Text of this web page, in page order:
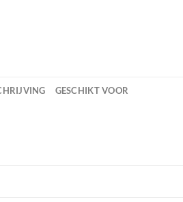
GESCHIKT VOOR